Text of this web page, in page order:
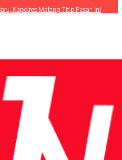
Kapolres Malang Titip Pesan Ini